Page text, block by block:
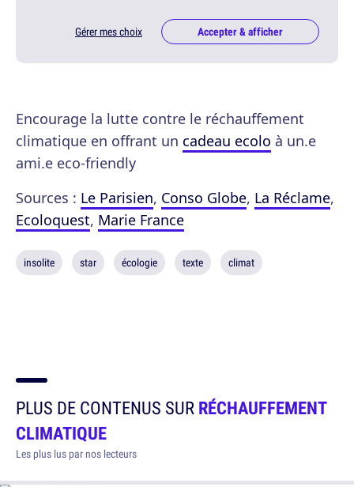
Gérer mes choix Accepter & afficher
Encourage la lutte contre le réchauffement
climatique en offrant un cadeau ecolo à un.e
ami.e eco-friendly
Sources : Le Parisien, Conso Globe, La Réclame,
Ecoloquest, Marie France
insolite star écologie texte climat
PLUS DE CONTENUS SURRÉCHAUFFEMENT
CLIMATIQUE
Les plus lus par nos lecteurs